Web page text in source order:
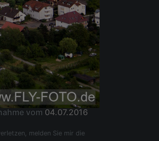
vom 04.07.2016
melden Sie mir die